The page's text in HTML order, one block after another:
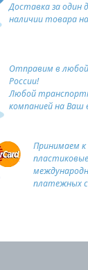
Доставка за один
наличии товара
Отправим в
России!
Любой
компанией на Ваш
Принимаем
платежных